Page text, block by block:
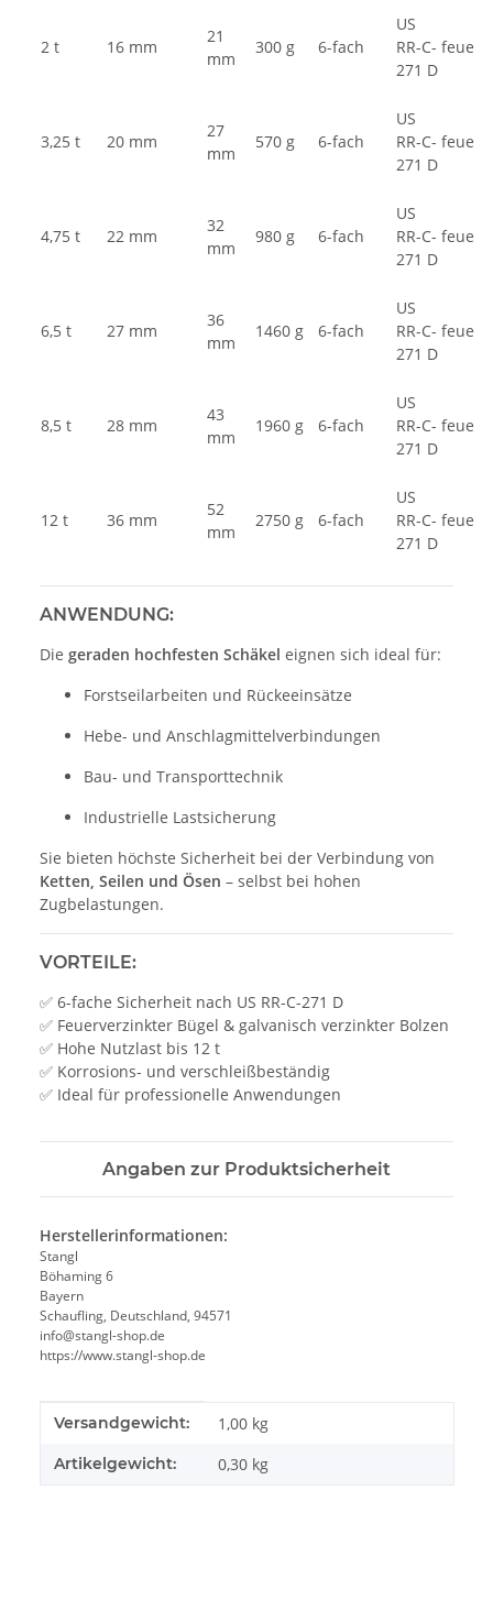
2 t 16 mm
21
mm
300 g 6-fach
US
RR-C-
271 D
3,25 t 20 mm
27
mm
570 g 6-fach
US
RR-C-
271 D
4,75 t 22 mm
32
mm
980 g 6-fach
US
RR-C-
271 D
6,5 t 27 mm
36
mm
1460 g 6-fach
US
RR-C-
271 D
8,5 t 28 mm
43
mm
1960 g 6-fach
US
RR-C-
271 D
12 t 36 mm
52
mm
2750 g 6-fach
US
RR-C-
271 D
ANWENDUNG:
Die geraden hochfesten Schäkel eignen sich ideal für:
Forstseilarbeiten und Rückeeinsätze
Hebe- und Anschlagmittelverbindungen
Bau- und Transporttechnik
Industrielle Lastsicherung
Sie bieten höchste Sicherheit bei der Verbindung von
Ketten, Seilen und Ösen – selbst bei hohen
Zugbelastungen.
VORTEILE:
✅ 6-fache Sicherheit nach US RR-C-271 D
✅ Feuerverzinkter Bügel & galvanisch verzinkter Bolzen
✅ Hohe Nutzlast bis 12 t
✅ Korrosions- und verschleißbeständig
✅ Ideal für professionelle Anwendungen
Angaben zur Produktsicherheit
Herstellerinformationen:
Stangl
Böhaming 6
Bayern
Schaufling, Deutschland, 94571
info@stangl-shop.de
https://www.stangl-shop.de
Produkteigenschaft
Wert
Versandgewicht: 1,00 kg
Artikelgewicht: 0,30 kg